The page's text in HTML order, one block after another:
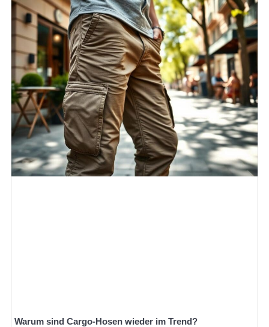
Warum sind Cargo-Hosen wieder im Trend?